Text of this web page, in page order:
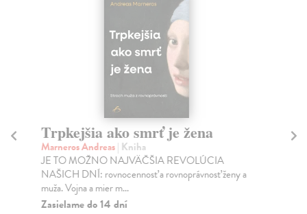
Trpkejšia ako smrť je žena
Marneros Andreas| Kniha
JE TO MOŽNO NAJVÄČŠIA REVOLÚCIA
NAŠICH DNÍ: rovnocennosť a rovnoprávnosť ženy a
muža. Vojna a mier m...
Zasielame do 14 dní